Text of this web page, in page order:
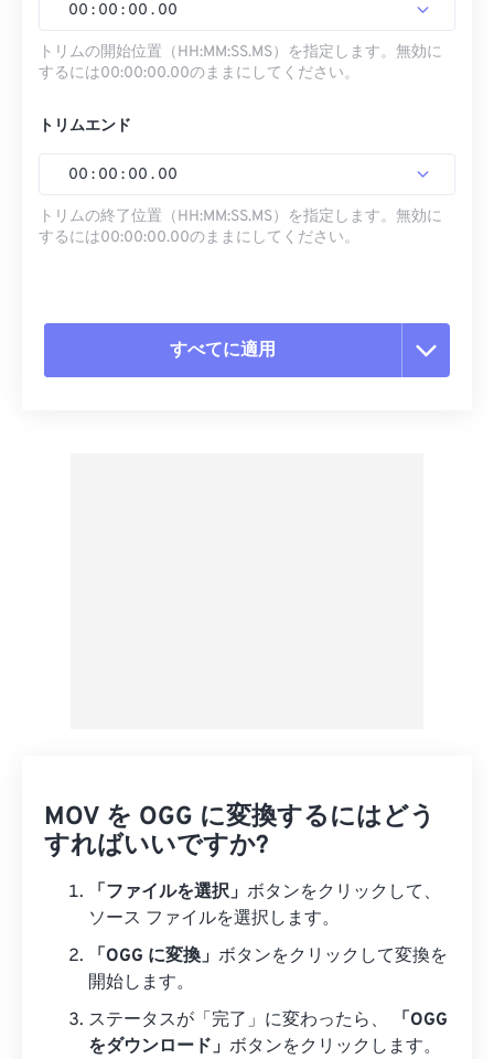
00 : 00 : 00 . 00
トリムの開始位置（HH:MM:SS.MS）を指定します。無効に
するには00:00:00.00のままにしてください。
トリムエンド
00 : 00 : 00 . 00
トリムの終了位置（HH:MM:SS.MS）を指定します。無効に
するには00:00:00.00のままにしてください。
すべてに適用
MOV を OGG に変換するにはどう
すればいいですか?
「ファイルを選択」 ボタンをクリックして、
ソース ファイルを選択します。
「OGG に変換」 ボタンをクリックして変換を
開始します。
ステータスが「完了」に変わったら、
「OGG
をダウンロード」 ボタンをクリックします。